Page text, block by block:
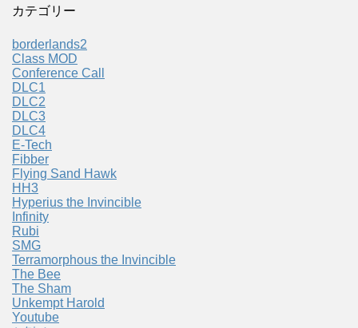
カテゴリー
borderlands2
Class MOD
Conference Call
DLC1
DLC2
DLC3
DLC4
E-Tech
Fibber
Flying Sand Hawk
HH3
Hyperius the Invincible
Infinity
Rubi
SMG
Terramorphous the Invincible
The Bee
The Sham
Unkempt Harold
Youtube